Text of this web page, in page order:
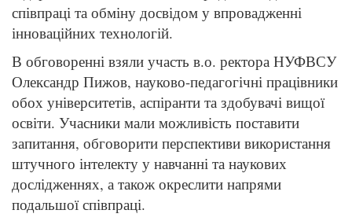
співпраці та обміну досвідом у впровадженні
інноваційних технологій.
В обговоренні взяли участь в.о. ректора НУФВСУ
Олександр Пижов, науково-педагогічні працівники
обох університетів, аспіранти та здобувачі вищої
освіти. Учасники мали можливість поставити
запитання, обговорити перспективи використання
штучного інтелекту у навчанні та наукових
дослідженнях, а також окреслити напрями
подальшої співпраці.